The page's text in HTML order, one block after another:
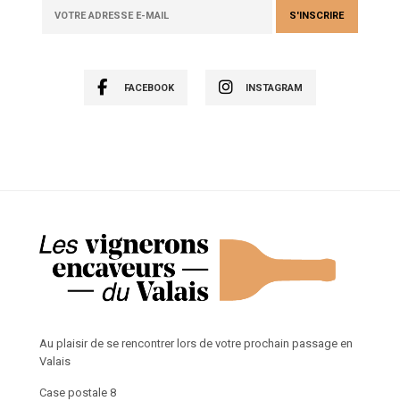
FACEBOOK INSTAGRAM
Au plaisir de se rencontrer lors de votre prochain passage en
Valais
Case postale 8